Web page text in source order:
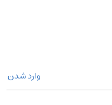
وارد شدن